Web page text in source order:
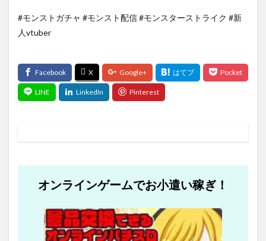
#モンストガチャ #モンスト配信 #モンスターストライク #新
人vtuber
オンラインゲームでお小遣い稼ぎ！